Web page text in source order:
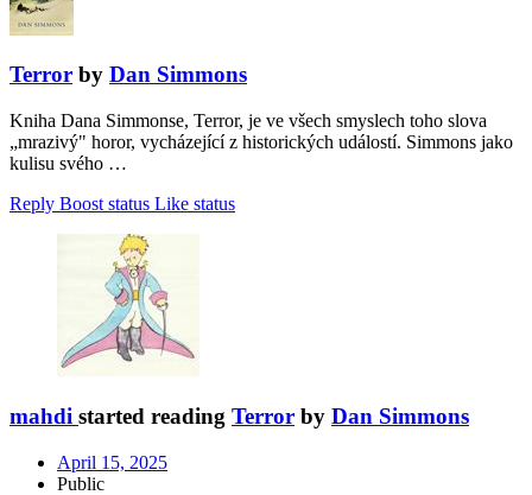
Terror by Dan Simmons
Kniha Dana Simmonse, Terror, je ve všech smyslech toho slova
„mrazivý" horor, vycházející z historických událostí. Simmons jako
kulisu svého …
Reply Boost status Like status
mahdi started reading Terror by Dan Simmons
April 15, 2025
Public